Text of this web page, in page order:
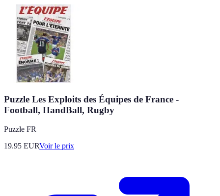
Puzzle Les Exploits des Équipes de France -
Football, HandBall, Rugby
Puzzle FR
19.95 EURVoir le prix